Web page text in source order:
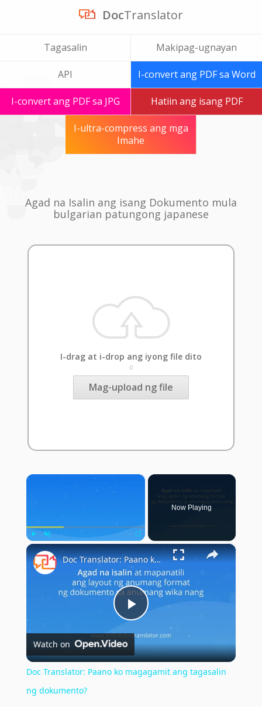
DocTranslator
Tagasalin Makipag-ugnayan
API I-convert ang PDF sa Word
I-convert ang PDF sa JPG Hatiin ang isang PDF
I-ultra-compress ang mga
Imahe
Agad na Isalin ang isang Dokumento mula
bulgarian patungong japanese
I-drag at i-drop ang iyong file dito
o
Mag-upload ng file
×
Play Unmute Fullscreen
Now Playing
×
Play
Video
Doc Translator: Paano ko magagamit ang tagasalin ng dokumento?
Watch on
Doc Translator: Paano ko magagamit ang tagasalin
ng dokumento?